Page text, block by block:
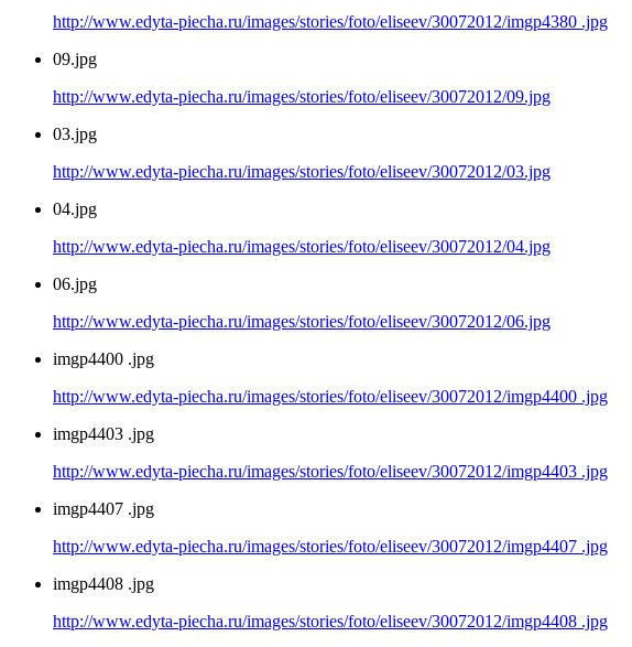
http://www.edyta-piecha.ru/images/stories/foto/eliseev/30072012/imgp4380 .jpg
09.jpg
http://www.edyta-piecha.ru/images/stories/foto/eliseev/30072012/09.jpg
03.jpg
http://www.edyta-piecha.ru/images/stories/foto/eliseev/30072012/03.jpg
04.jpg
http://www.edyta-piecha.ru/images/stories/foto/eliseev/30072012/04.jpg
06.jpg
http://www.edyta-piecha.ru/images/stories/foto/eliseev/30072012/06.jpg
imgp4400 .jpg
http://www.edyta-piecha.ru/images/stories/foto/eliseev/30072012/imgp4400 .jpg
imgp4403 .jpg
http://www.edyta-piecha.ru/images/stories/foto/eliseev/30072012/imgp4403 .jpg
imgp4407 .jpg
http://www.edyta-piecha.ru/images/stories/foto/eliseev/30072012/imgp4407 .jpg
imgp4408 .jpg
http://www.edyta-piecha.ru/images/stories/foto/eliseev/30072012/imgp4408 .jpg